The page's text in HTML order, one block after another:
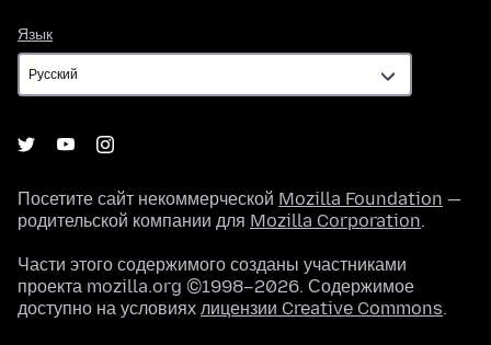
Язык
Посетите сайт некоммерческой Mozilla Foundation —
родительской компании для Mozilla Corporation.
Части этого содержимого созданы участниками
проекта mozilla.org ©1998–2026. Содержимое
доступно на условиях лицензии Creative Commons.